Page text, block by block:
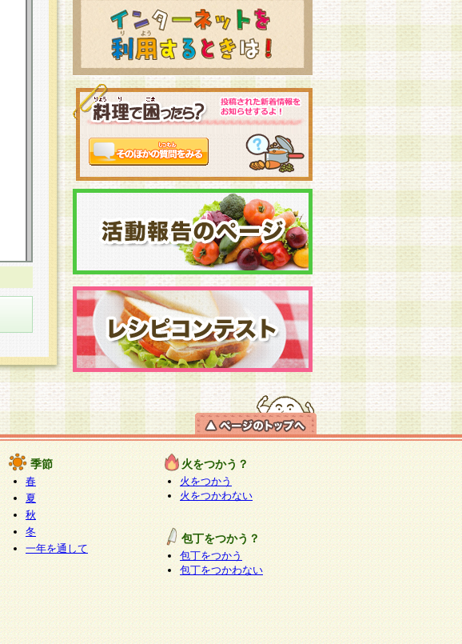
季節
春
夏
秋
冬
一年を通して
火をつかう？
火をつかう
火をつかわない
包丁をつかう？
包丁をつかう
包丁をつかわない